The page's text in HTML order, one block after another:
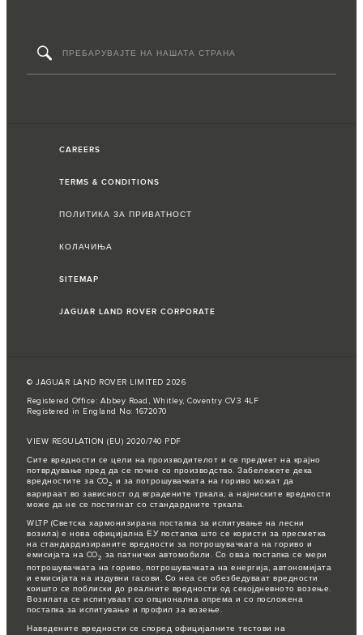
CAREERS
TERMS & CONDITIONS
ПОЛИТИКА ЗА ПРИВАТНОСТ
КОЛАЧИЊА
SITEMAP
JAGUAR LAND ROVER CORPORATE
© JAGUAR LAND ROVER LIMITED 2026
Registered Office: Abbey Road, Whitley, Coventry CV3 4LF
Registered in England No: 1672070
VIEW REGULATION (EU) 2020/740 PDF
Сите вредности се цели на производителот и се предмет на крајно
потврдување пред да се почне со производство. Забележете дека
вредностите за CO2 и за потрошувачката на гориво можат да
варираат во зависност од вградените тркала, а најниските вредности
може да не се постигнат со стандардните тркала.
WLTP (Светска хармонизирана постапка за испитување на лесни
возила) е нова официјална ЕУ постапка што се користи за пресметка
на стандардизираните вредности за потрошувачката на гориво и
емисијата на CO2 за патнички автомобили. Со оваа постапка се мери
потрошувачката на гориво, потрошувачката на енергија, автономијата
и емисијата на издувни гасови. Со неа се обезбедуваат вредности
коишто се поблиски до реалните вредности од секојдневното возење.
Возилата се испитуваат со опционална опрема и со посложена
постапка за испитување и профил за возење.
Наведените вредности се според официјалните тестови на